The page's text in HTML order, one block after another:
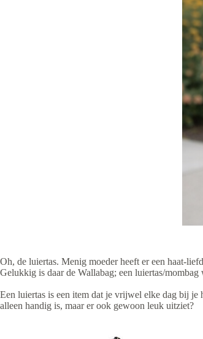
Oh, de luiertas. Menig moeder heeft er een haat-
Gelukkig is daar de Wallabag; een luiertas/
Een luiertas is een item dat je vrijwel elke dag bij
alleen handig is, maar er ook gewoon leuk uitziet?